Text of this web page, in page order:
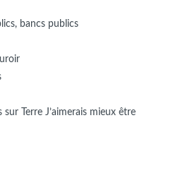
bancs publics
sur Terre J’aimerais mieux être